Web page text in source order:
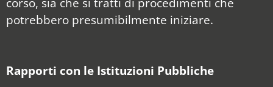
potrebbero presumibilmente iniziare.
Rapporti con le Istituzioni Pubbliche